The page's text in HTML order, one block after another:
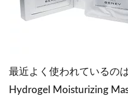
最近よく使われているの
Hydrogel Moisturizing